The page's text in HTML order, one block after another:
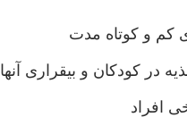
کم و کوتاه مدت
در کودکان و بیقراری آنها
افراد